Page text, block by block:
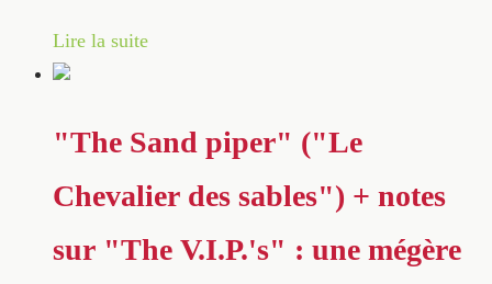
Lire la suite
"The Sand piper" ("Le
Chevalier des sables") + notes
sur "The V.I.P.'s" : une mégère